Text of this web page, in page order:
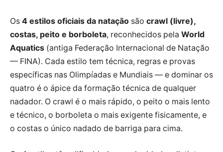
Os 4 estilos oficiais da natação são crawl (livre),
costas, peito e borboleta, reconhecidos pela World
Aquatics (antiga Federação Internacional de Natação
— FINA). Cada estilo tem técnica, regras e provas
específicas nas Olimpíadas e Mundiais — e dominar os
quatro é o ápice da formação técnica de qualquer
nadador. O crawl é o mais rápido, o peito o mais lento
e técnico, o borboleta o mais exigente fisicamente, e
o costas o único nadado de barriga para cima.